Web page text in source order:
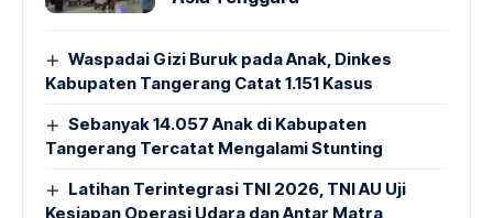
Waspadai Gizi Buruk pada Anak, Dinkes
Kabupaten Tangerang Catat 1.151 Kasus
Sebanyak 14.057 Anak di Kabupaten
Tangerang Tercatat Mengalami Stunting
Latihan Terintegrasi TNI 2026, TNI AU Uji
Kesiapan Operasi Udara dan Antar Matra,